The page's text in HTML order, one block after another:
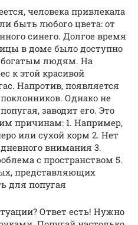
человека привлекала
быть любого цвета: от
синего. Долгое время
в доме было доступно
людям. На
к этой красивой
Напротив, появляется
Однако не
заводит его. Это
причинам: 1. Например,
или сухой корм 2. Нет
внимания 3.
с пространством 5.
представляющих
для попугая
Ответ есть! Нужно